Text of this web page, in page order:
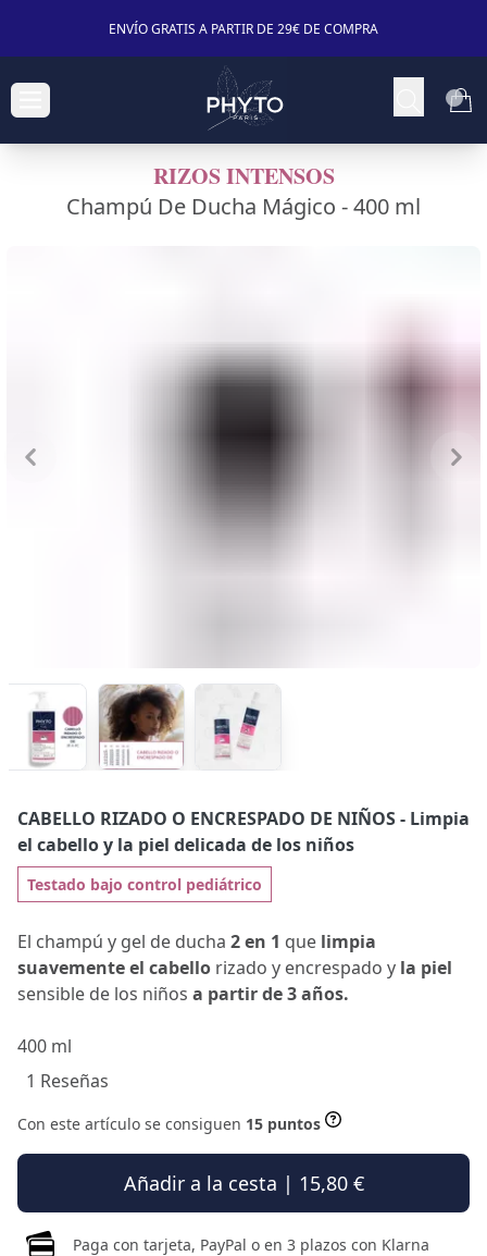
ENVÍO GRATIS A PARTIR DE 29€ DE COMPRA
RIZOS INTENSOS
Champú De Ducha Mágico -400 ml
CABELLO RIZADO O ENCRESPADO DE NIÑOS- Limpia
el cabello y la piel delicada de los niños
Testado bajo control pediátrico
El champú y gel de ducha 2 en 1 que limpia
suavemente el cabello rizado y encrespado y la piel
sensible de los niños a partir de 3 años.
400 ml
1 Reseñas
Con este artículo se consiguen 15 puntos
Añadir a la cesta | 15,80 €
Paga con tarjeta, PayPal o en 3 plazos con Klarna